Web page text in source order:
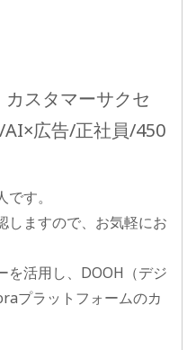
カスタマーサクセ
広告/正社員/450
す。
しますので、お気軽にお
を活用し、DOOH（デジ
プラットフォームのカ